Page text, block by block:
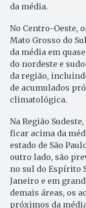
da média.
No Centro-Oeste,
Mato Grosso do
da média em
do nordeste e
da região,
de acumulados
climatológica.
Na Região
ficar acima da
estado de São
outro lado, são
no sul do Espírito
Janeiro e em
demais áreas, os
próximos da